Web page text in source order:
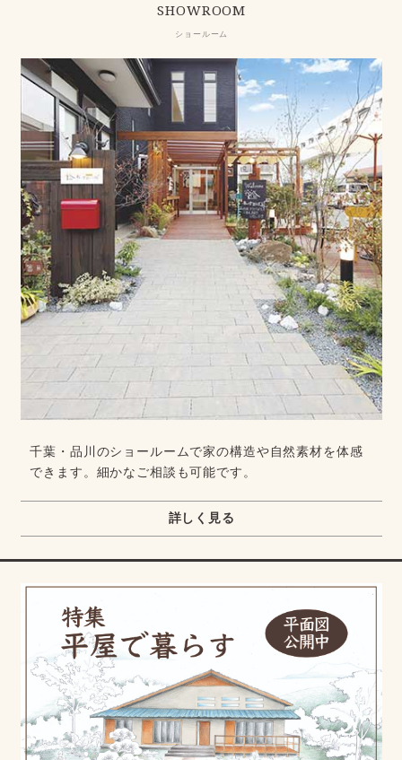
SHOWROOM
ショールーム
千葉・品川のショールームで家の構造や自然素材を体感
できます。細かなご相談も可能です。
詳しく見る